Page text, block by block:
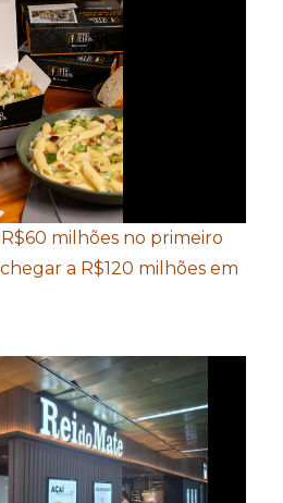
milhões no primeiro
a R$120 milhões em